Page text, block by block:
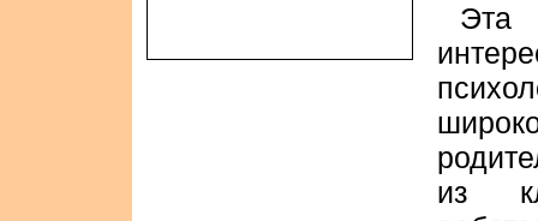
Эта
из